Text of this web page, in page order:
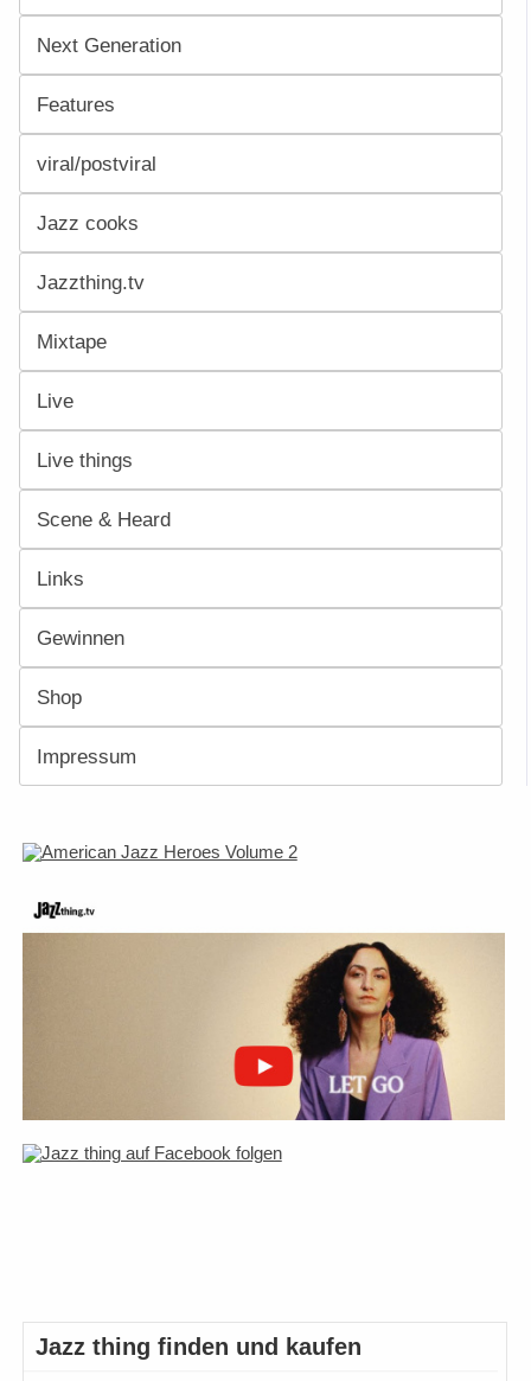
Next Generation
Features
viral/postviral
Jazz cooks
Jazzthing.tv
Mixtape
Live
Live things
Scene & Heard
Links
Gewinnen
Shop
Impressum
Jazz thing finden und kaufen